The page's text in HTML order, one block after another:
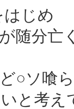
はじめ
随分亡
○ソ喰
と考え